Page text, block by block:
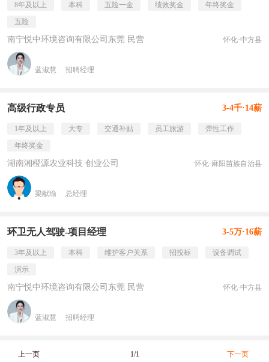
8年及以上 本科 五险一金 绩效奖金
年终奖金
五险
南宁悦中环境咨询有限公司东莞 民营 怀化·中方县
蓝淑慧 招聘经理
高级行政专员 3-4千·14薪
1年及以上 大专 交通补贴 员工旅游
弹性工作
年终奖金
湖南湘橙源农业科技 创业公司 怀化·麻阳苗族自治县
梁献瑜 总经理
环卫无人驾驶-项目经理 3-5万·16薪
3年及以上 本科 维护客户关系 招投标
设备调试
演示
南宁悦中环境咨询有限公司东莞 民营 怀化·中方县
蓝淑慧 招聘经理
上一页 1/1 下一页